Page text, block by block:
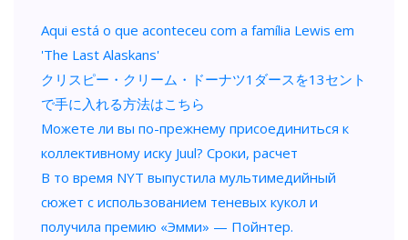
Aqui está o que aconteceu com a família Lewis em
'The Last Alaskans'
クリスピー・クリーム・ドーナツ1ダースを13セント
で手に入れる方法はこちら
Можете ли вы по-прежнему присоединиться к
коллективному иску Juul? Сроки, расчет
В то время NYT выпустила мультимедийный
сюжет с использованием теневых кукол и
получила премию «Эмми» — Пойнтер.